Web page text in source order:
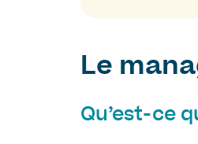
Le
Qu’est-ce